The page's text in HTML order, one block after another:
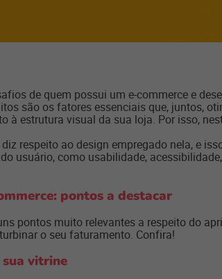
de quem possui um e-commerce e
são os fatores essenciais que, juntos,
à estrutura visual da sua loja. Por isso,
respeito ao design empregado nela, e
usuário, como usabilidade,
pontos a destacar
pontos muito relevantes a respeito do
o seu faturamento. Confira!
vitrine